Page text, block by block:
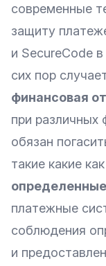
современные
защиту
и SecureCode
сих пор
финансовая
при
обязан
такие какие
платежные
соблюдения
и